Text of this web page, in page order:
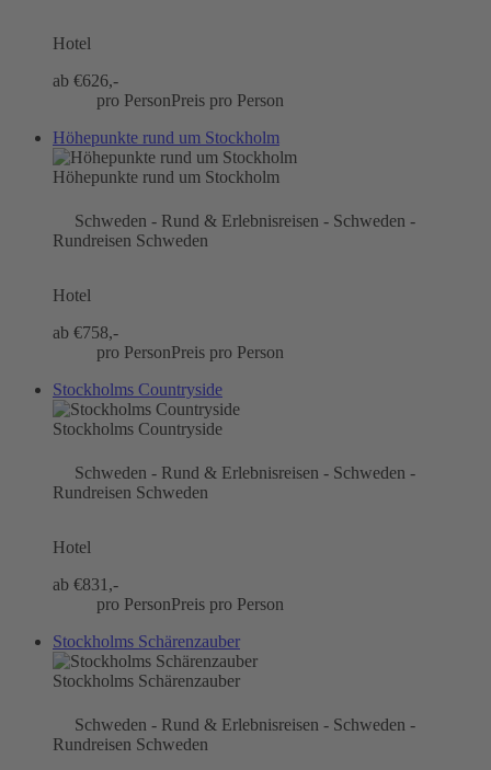
Hotel
ab €626,-
pro PersonPreis pro Person
Höhepunkte rund um Stockholm
Höhepunkte rund um Stockholm
Schweden - Rund & Erlebnisreisen - Schweden -
Rundreisen Schweden
Hotel
ab €758,-
pro PersonPreis pro Person
Stockholms Countryside
Stockholms Countryside
Schweden - Rund & Erlebnisreisen - Schweden -
Rundreisen Schweden
Hotel
ab €831,-
pro PersonPreis pro Person
Stockholms Schärenzauber
Stockholms Schärenzauber
Schweden - Rund & Erlebnisreisen - Schweden -
Rundreisen Schweden